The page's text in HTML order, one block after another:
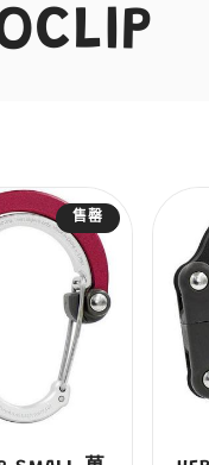
售罄